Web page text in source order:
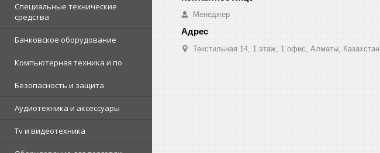
Специальные технические
средства
Банковское оборудование
Компьютерная техника и по
Безопасность и защита
Аудиотехника и аксессуары
Tv и видеотехника
Менеджер
Текстильная 14, 1 этаж, 1 офис, Алматы, Казахстан